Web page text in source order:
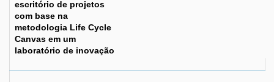
escritório de projetos
com base na
metodologia Life Cycle
Canvas em um
laboratório de inovação